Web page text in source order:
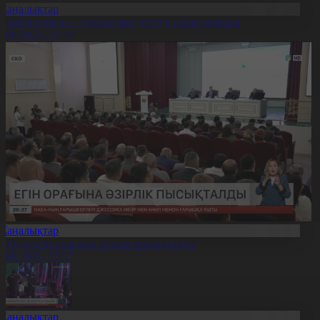
отбасы – тәрбие мен дәстүр сабақтастығы
20:19
да егін орағына әзірлік пысықталды
20:17